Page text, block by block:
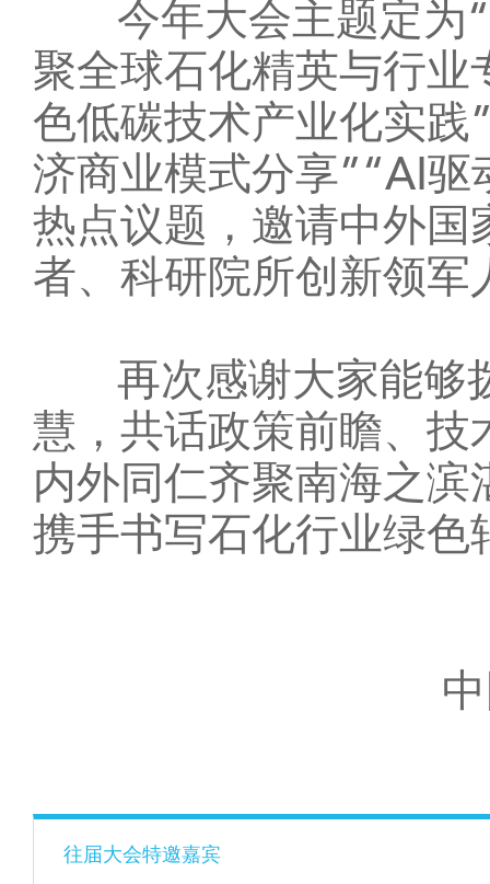
今年大会主题定为“
聚全球石化精英与行业
色低碳技术产业化实践
济商业模式分享”“AI驱
热点议题，邀请中外国
者、科研院所创新领
再次感谢大家能够拨
慧，共话政策前瞻、技
内外同仁齐聚南海之
携手书写石化行业绿色
往届大会特邀嘉宾